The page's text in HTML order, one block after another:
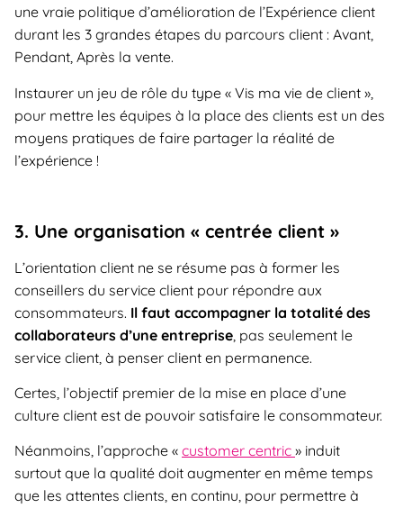
une vraie politique d’amélioration de l’Expérience client
durant les 3 grandes étapes du parcours client : Avant,
Pendant, Après la vente.
Instaurer un jeu de rôle du type « Vis ma vie de client »,
pour mettre les équipes à la place des clients est un des
moyens pratiques de faire partager la réalité de
l’expérience !
3. Une organisation « centrée client »
L’orientation client ne se résume pas à former les
conseillers du service client pour répondre aux
consommateurs. Il faut accompagner la totalité des
collaborateurs d’une entreprise , pas seulement le
service client, à penser client en permanence.
Certes, l’objectif premier de la mise en place d’une
culture client est de pouvoir satisfaire le consommateur.
Néanmoins, l’approche « customer centric » induit
surtout que la qualité doit augmenter en même temps
que les attentes clients, en continu, pour permettre à